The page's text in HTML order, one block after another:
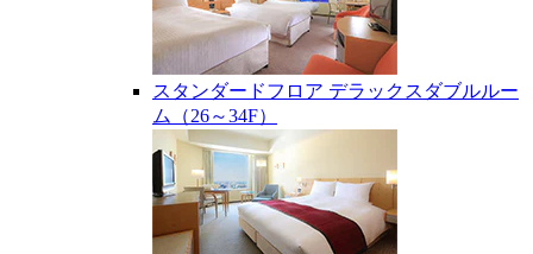
スタンダードフロア デラックスダブルルー
ム（26～34F）